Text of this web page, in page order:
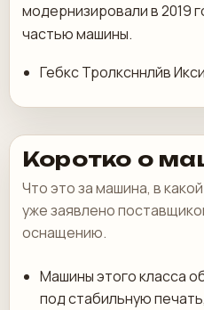
модернизировали в 2019
частью машины.
Гебкс Тролксннлйв
Коротко о
Что это за машина, в
уже заявлено
оснащению.
Машины этого класса
под стабильную